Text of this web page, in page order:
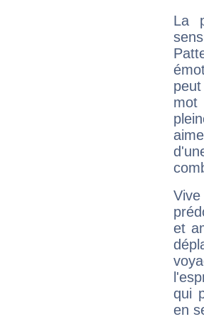
La
mot
et
qui
en